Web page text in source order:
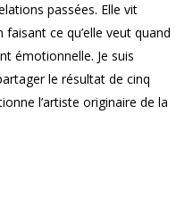
passées. Elle vit
ce qu’elle veut quand
émotionnelle. Je suis
le résultat de cinq
l’artiste originaire de la